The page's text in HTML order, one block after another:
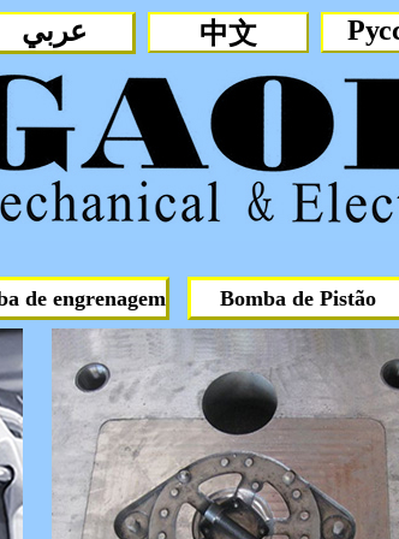
عربي 中文
Generator, tampa
do gerador,
de engrenagem Bomba de Pistão